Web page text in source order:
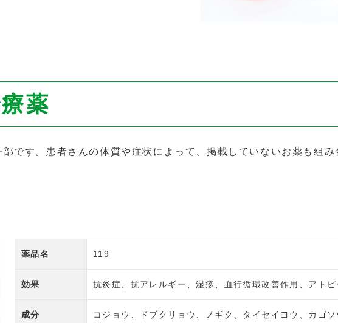
薬
です。患者さんの体質や症状によって、掲載していないお薬も組み
薬品名 119
効果 抗炎症、抗アレルギー、湿疹、血行循環改善作用、アト
成分
コジョウ、ドブクリョウ、ノギク、タイセイヨウ、カゴ